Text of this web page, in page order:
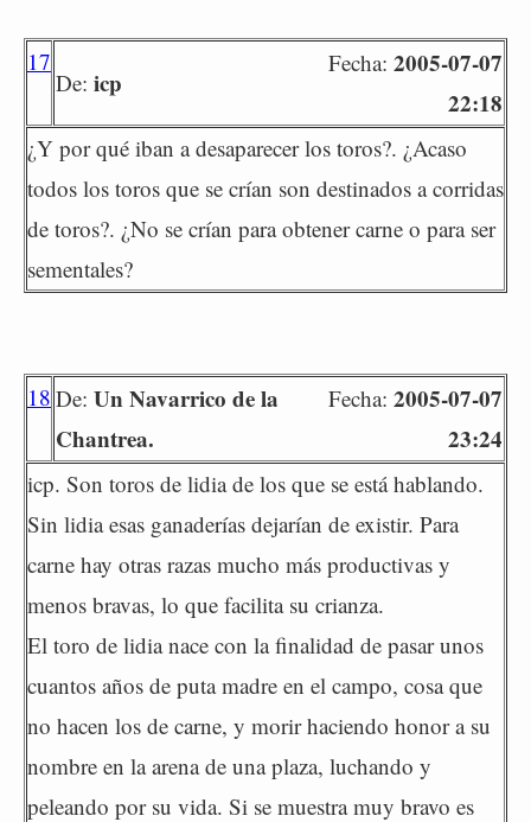
17
De: icp
Fecha: 2005-07-07
22:18
¿Y por qué iban a desaparecer los toros?. ¿Acaso
todos los toros que se crían son destinados a corridas
de toros?. ¿No se crían para obtener carne o para ser
sementales?
18 De: Un Navarrico de la
Chantrea.
Fecha: 2005-07-07
23:24
icp. Son toros de lidia de los que se está hablando.
Sin lidia esas ganaderías dejarían de existir. Para
carne hay otras razas mucho más productivas y
menos bravas, lo que facilita su crianza.
El toro de lidia nace con la finalidad de pasar unos
cuantos años de puta madre en el campo, cosa que
no hacen los de carne, y morir haciendo honor a su
nombre en la arena de una plaza, luchando y
peleando por su vida. Si se muestra muy bravo es